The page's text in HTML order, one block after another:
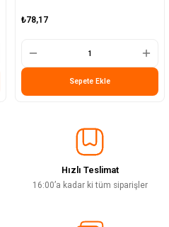
₺78,17
Sepete Ekle
Hızlı Teslimat
16:00’a kadar ki tüm siparişler